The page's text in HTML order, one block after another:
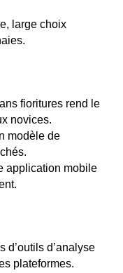
large choix
fioritures rend le
novices.
modèle de
application mobile
d’outils d’analyse
plateformes.